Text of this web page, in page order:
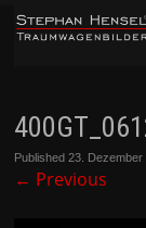
Published23. Dezember
← Previous